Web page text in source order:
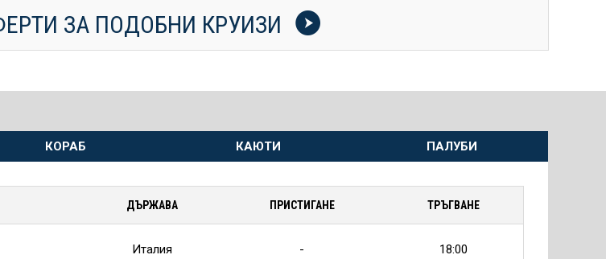
ЗА ПОДОБНИ КРУИЗИ
КОРАБ КАЮТИ ПАЛУБИ
ДЪРЖАВА ПРИСТИГАНЕ ТРЪГВАНЕ
Италия - 18:00